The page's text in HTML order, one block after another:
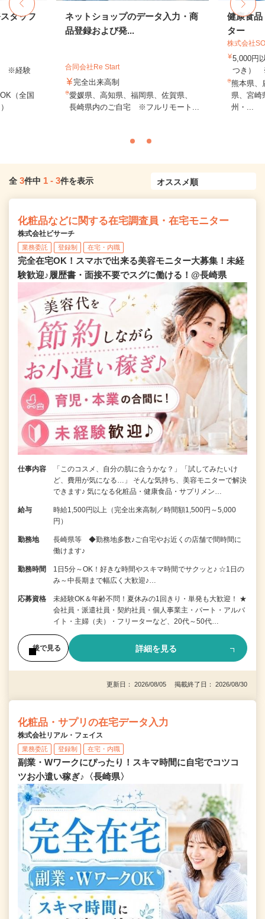
タッフ
※経験
（全国
ネットショップのデータ入力・商
品登録および発...
合同会社Re Start
完全出来高制
愛媛県、高知県、福岡県、佐賀県、
長崎県内のご自宅 ※フルリモート...
健康食品
ター
株式会社
5,000円
つき）
熊本県、
県、宮崎
州・...
全 3件中 1 - 3件を表示
化粧品などに関する在宅調査員・在宅モニター
株式会社ビサーチ
業務委託 登録制 在宅・内職
完全在宅OK！スマホで出来る美容モニター大募集！未経
験歓迎♪履歴書・面接不要でスグに働ける！@長崎県
仕事内容
「このコスメ、自分の肌に合うかな？」「試してみたいけ
ど、費用が気になる…」 そんな気持ち、美容モニターで解決
できます♪ 気になる化粧品・健康食品・サプリメン…
給与
時給1,500円以上（完全出来高制／時間額1,500円～5,000
円）
勤務地
長崎県等 ◆勤務地多数♪ご自宅やお近くの店舗で間時間に
働けます♪
勤務時間
1日5分～OK！好きな時間やスキマ時間でサクッと♪ ☆1日の
み～中長期まで幅広く大歓迎♪…
応募資格
未経験OK＆年齢不問！夏休みの1回きり・単発も大歓迎！ ★
会社員・派遣社員・契約社員・個人事業主・パート・アルバ
イト・主婦（夫）・フリーターなど、20代～50代…
後で見る 詳細を見る
更新日： 2026/08/05 掲載終了日： 2026/08/30
化粧品・サプリの在宅データ入力
株式会社リアル・フェイス
業務委託 登録制 在宅・内職
副業・Wワークにぴったり！スキマ時間に自宅でコツコ
ツお小遣い稼ぎ♪〈長崎県〉